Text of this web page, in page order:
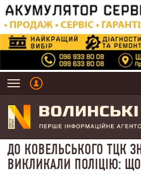
ДО КОВЕЛЬСЬКОГО ТЦК
ВИКЛИКАЛИ ПОЛІЦІЮ: